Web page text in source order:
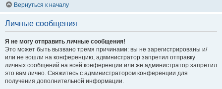
Вернуться к началу
Личные сообщения
Я не могу отправить личные сообщения!
Это может быть вызвано тремя причинами: вы не зарегистрированы и/
или не вошли на конференцию, администратор запретил отправку
личных сообщений на всей конференции или же администратор запретил
это вам лично. Свяжитесь с администратором конференции для
получения дополнительной информации.